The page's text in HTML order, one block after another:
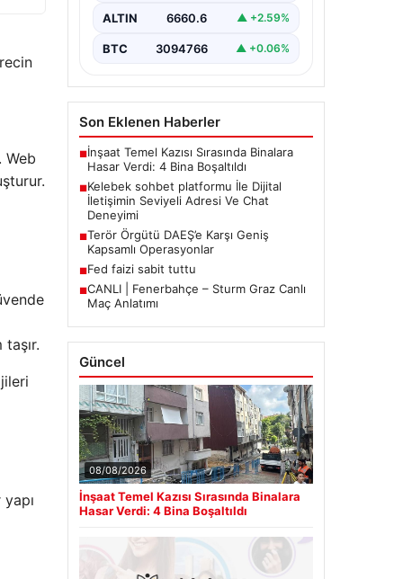
Web
bir biçimde iletişim sağlaması ciddi
Halen pek…
ALTIN 6660.6 ▲ +2.59%
BTC 3094766 ▲ +0.06%
Son Eklenen Haberler
■İnşaat Temel Kazısı Sırasında Binalara
Hasar Verdi: 4 Bina Boşaltıldı
■Kelebek sohbet platformu İle Dijital
İletişimin Seviyeli Adresi Ve Chat
Deneyimi
■Terör Örgütü DAEŞ’e Karşı Geniş
Kapsamlı Operasyonlar
■Fed faizi sabit tuttu
■CANLI | Fenerbahçe – Sturm Graz Canlı
Maç Anlatımı
Güncel
08/08/2026
İnşaat Temel Kazısı Sırasında Binalara
Hasar Verdi: 4 Bina Boşaltıldı